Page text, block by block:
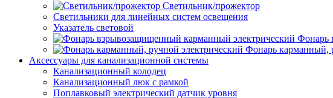
Светильник/прожектор
Светильники для линейных систем освещения
Указатель световой
Фонарь
Фонарь карманный,
Аксессуары для канализационной системы
Канализационный колодец
Канализационный люк с рамкой
Поплавковый электрический датчик уровня